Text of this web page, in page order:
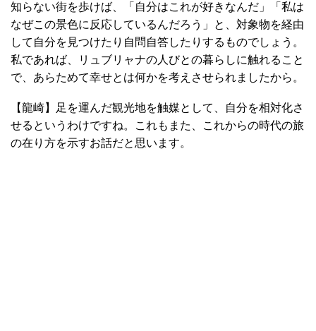
知らない街を歩けば、「自分はこれが好きなんだ」「私は
なぜこの景色に反応しているんだろう」と、対象物を経由
して自分を見つけたり自問自答したりするものでしょう。
私であれば、リュブリャナの人びとの暮らしに触れること
で、あらためて幸せとは何かを考えさせられましたから。
【龍崎】足を運んだ観光地を触媒として、自分を相対化さ
せるというわけですね。これもまた、これからの時代の旅
の在り方を示すお話だと思います。